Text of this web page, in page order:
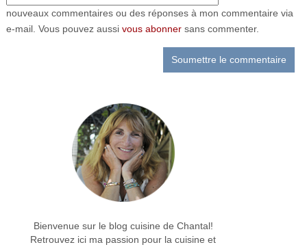
nouveaux commentaires ou des réponses à mon commentaire via
e-mail. Vous pouvez aussi vous abonnersans commenter.
Bienvenue sur le blog cuisine de Chantal!
Retrouvez ici ma passion pour la cuisine et